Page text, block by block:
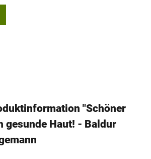
"Schöner
gesunde Haut! - Baldur